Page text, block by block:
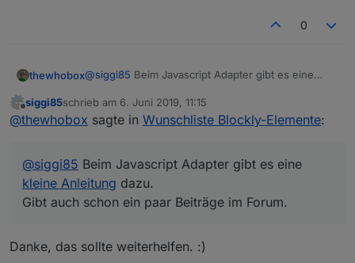
Javascript Adapter 4.1.13
0
thewhobox@siggi85 Beim Javascript Adapter gibt es eine
Gibt auch schon ein paar Beiträge im Forum.
@darkiop Okay, danke für die Rückmeldung. Ich
schaue es mir bei gelegenheit mal an.
Offline
siggi85schrieb am 6. Juni 2019, 11:15
zuletzt editiert von
@thewhobox sagte in Wunschliste Blockly-Elemente:
@siggi85 Beim Javascript Adapter gibt es eine
kleine Anleitung dazu.
Gibt auch schon ein paar Beiträge im Forum.
Danke, das sollte weiterhelfen. :)